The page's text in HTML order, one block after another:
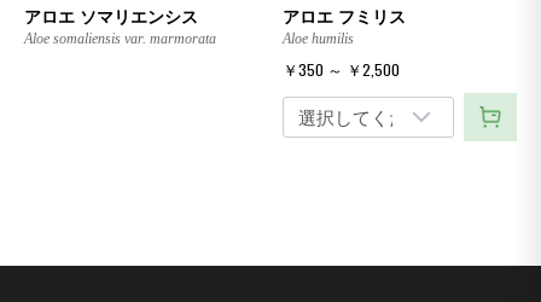
アロエ ソマリエンシス
Aloe somaliensis var. marmorata
アロエ フミリス
Aloe humilis
￥350 ～ ￥2,500